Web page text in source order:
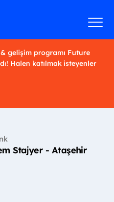
gelişim programı Future
Halen katılmak isteyenler
Stajyer - Ataşehir